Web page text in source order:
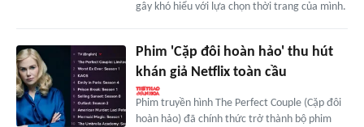
gây khó hiểu với lựa chọn thời trang của mình.
Phim 'Cặp đôi hoàn hảo' thu hút
khán giả Netflix toàn cầu
Phim truyền hình The Perfect Couple (Cặp đôi
hoàn hảo) đã chính thức trở thành bộ phim